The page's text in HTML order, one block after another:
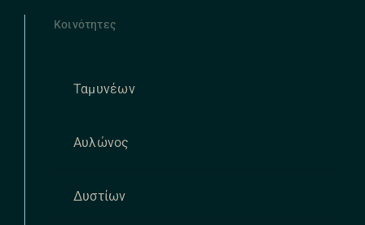
Κοινότητες
Ταμυνέων
Αυλώνος
Δυστίων